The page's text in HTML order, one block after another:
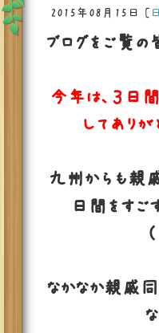
2015年08月15日 [
ブログをご覧
今年は、３日
してありが
九州からも親
日間をすご
(
なかなか親戚